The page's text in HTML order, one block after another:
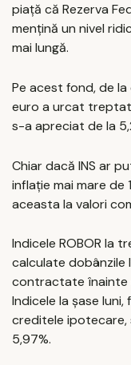
piață că Rezerva
mențină un nivel
mai lungă.
Pe acest fond, de
euro a urcat treptat
s-a apreciat de la
Chiar dacă INS ar
inflație mai mare de
aceasta la valori
Indicele ROBOR la
calculate dobânzile
contractate înainte
Indicele la șase
creditele ipotecare,
5,97%.